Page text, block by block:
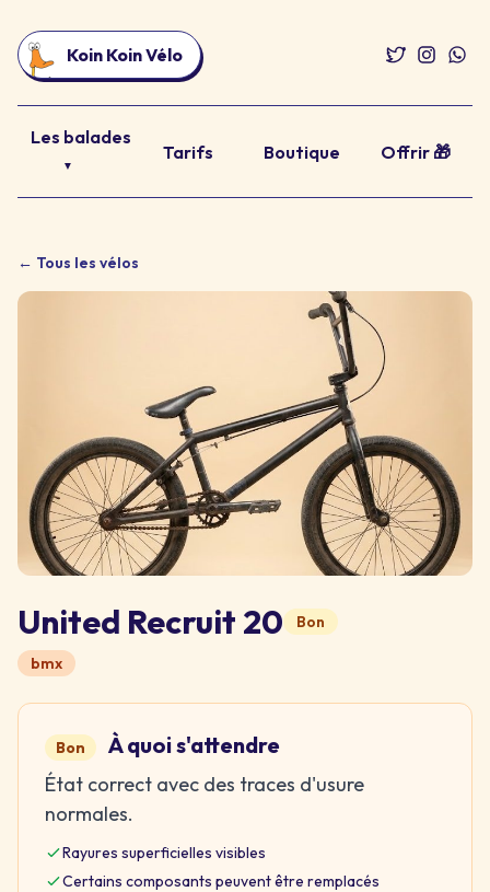
Koin Koin Vélo
Les balades
▼
Tarifs Boutique Offrir 🎁
← Tous les vélos
United Recruit 20 Bon
bmx
Bon À quoi s'attendre
État correct avec des traces d'usure
normales.
Rayures superficielles visibles
Certains composants peuvent être remplacés